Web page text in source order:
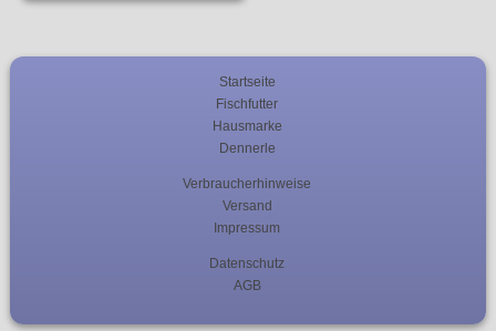
Startseite
Fischfutter
Hausmarke
Dennerle
Verbraucherhinweise
Versand
Impressum
Datenschutz
AGB